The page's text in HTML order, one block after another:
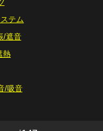
テム
遮音
熱
/吸音